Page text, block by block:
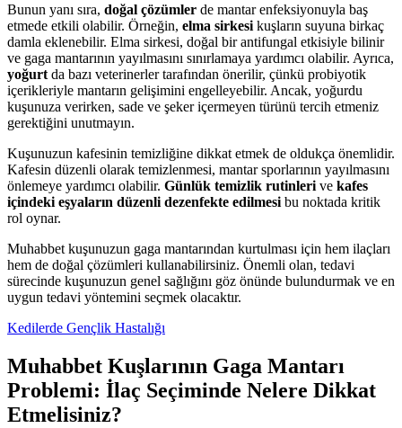
Bunun yanı sıra, doğal çözümler de mantar enfeksiyonuyla baş
etmede etkili olabilir. Örneğin, elma sirkesi kuşların suyuna birkaç
damla eklenebilir. Elma sirkesi, doğal bir antifungal etkisiyle bilinir
ve gaga mantarının yayılmasını sınırlamaya yardımcı olabilir. Ayrıca,
yoğurt da bazı veterinerler tarafından önerilir, çünkü probiyotik
içerikleriyle mantarın gelişimini engelleyebilir. Ancak, yoğurdu
kuşunuza verirken, sade ve şeker içermeyen türünü tercih etmeniz
gerektiğini unutmayın.
Kuşunuzun kafesinin temizliğine dikkat etmek de oldukça önemlidir.
Kafesin düzenli olarak temizlenmesi, mantar sporlarının yayılmasını
önlemeye yardımcı olabilir. Günlük temizlik rutinleri ve kafes
içindeki eşyaların düzenli dezenfekte edilmesi bu noktada kritik
rol oynar.
Muhabbet kuşunuzun gaga mantarından kurtulması için hem ilaçları
hem de doğal çözümleri kullanabilirsiniz. Önemli olan, tedavi
sürecinde kuşunuzun genel sağlığını göz önünde bulundurmak ve en
uygun tedavi yöntemini seçmek olacaktır.
Kedilerde Gençlik Hastalığı
Muhabbet Kuşlarının Gaga Mantarı
Problemi: İlaç Seçiminde Nelere Dikkat
Etmelisiniz?